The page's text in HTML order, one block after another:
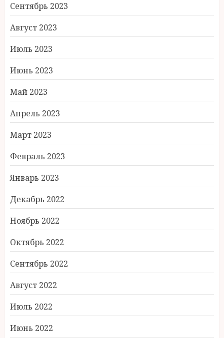
Сентябрь 2023
Август 2023
Июль 2023
Июнь 2023
Май 2023
Апрель 2023
Март 2023
Февраль 2023
Январь 2023
Декабрь 2022
Ноябрь 2022
Октябрь 2022
Сентябрь 2022
Август 2022
Июль 2022
Июнь 2022